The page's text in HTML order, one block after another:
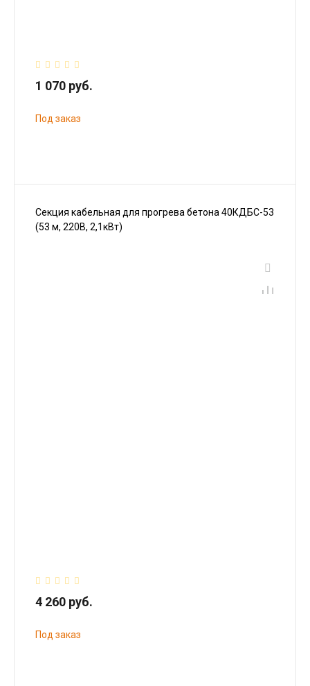
1 070 руб.
Под заказ
Секция кабельная для прогрева бетона 40КДБС-53
(53 м, 220В, 2,1кВт)
4 260 руб.
Под заказ